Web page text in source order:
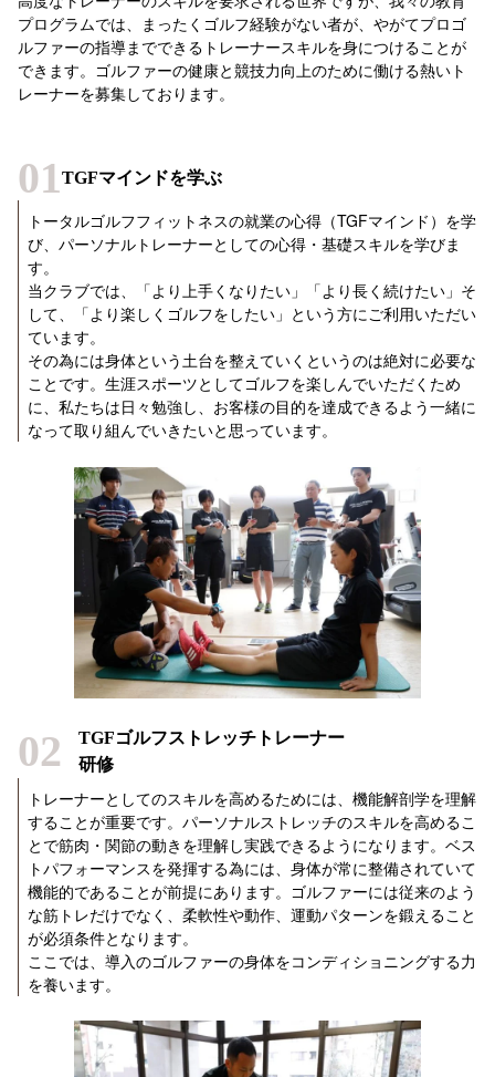
プログラムでは、まったくゴルフ経験がない者が、やがてプロゴ
ルファーの指導までできるトレーナースキルを身につけることが
できます。ゴルファーの健康と競技力向上のために働ける熱いト
レーナーを募集しております。
01TGFマインドを学ぶ
トータルゴルフフィットネスの就業の心得（TGFマインド）を学
び、パーソナルトレーナーとしての心得・基礎スキルを学びま
す。
当クラブでは、「より上手くなりたい」「より長く続けたい」そ
して、「より楽しくゴルフをしたい」という方にご利用いただい
ています。
その為には身体という土台を整えていくというのは絶対に必要な
ことです。生涯スポーツとしてゴルフを楽しんでいただくため
に、私たちは日々勉強し、お客様の目的を達成できるよう一緒に
なって取り組んでいきたいと思っています。
02
TGFゴルフストレッチトレーナー
研修
トレーナーとしてのスキルを高めるためには、機能解剖学を理解
することが重要です。パーソナルストレッチのスキルを高めるこ
とで筋肉・関節の動きを理解し実践できるようになります。ベス
トパフォーマンスを発揮する為には、身体が常に整備されていて
機能的であることが前提にあります。ゴルファーには従来のよう
な筋トレだけでなく、柔軟性や動作、運動パターンを鍛えること
が必須条件となります。
ここでは、導入のゴルファーの身体をコンディショニングする力
を養います。